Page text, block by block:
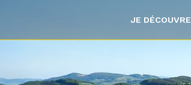
JE DÉCOUVRE